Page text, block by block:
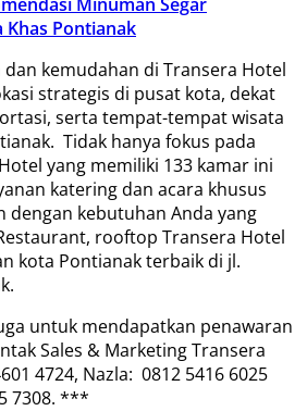
Khas Pontianak
kemudahan di Transera Hotel
strategis di pusat kota, dekat
serta tempat-tempat wisata
Tidak hanya fokus pada
yang memiliki 133 kamar ini
katering dan acara khusus
dengan kebutuhan Anda yang
rooftop Transera Hotel
kota Pontianak terbaik di jl.
untuk mendapatkan penawaran
Sales & Marketing Transera
4724, Nazla: 0812 5416 6025
7308. ***